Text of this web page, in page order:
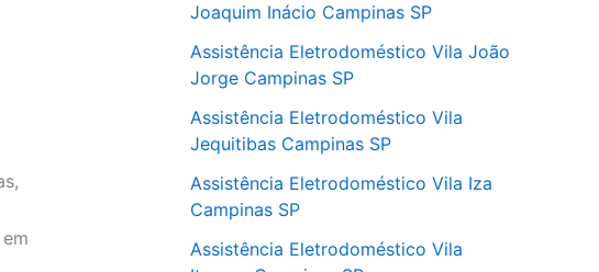
Joaquim Inácio Campinas SP
Assistência Eletrodoméstico Vila João
Jorge Campinas SP
Assistência Eletrodoméstico Vila
Jequitibas Campinas SP
Assistência Eletrodoméstico Vila Iza
Campinas SP
Assistência Eletrodoméstico Vila